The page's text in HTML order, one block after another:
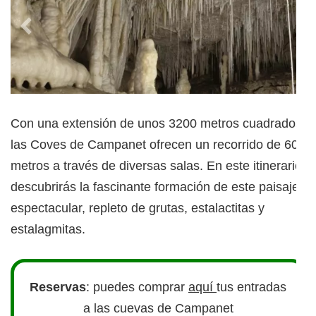
Con una extensión de unos 3200 metros cuadrados,
las Coves de Campanet ofrecen un recorrido de 600
metros a través de diversas salas. En este itinerario,
descubrirás la fascinante formación de este paisaje
espectacular, repleto de grutas, estalactitas y
estalagmitas.
Reservas: puedes comprar aquí tus entradas
a las cuevas de Campanet